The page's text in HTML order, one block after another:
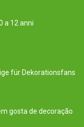
a 12 anni
für Dekorationsfans
gosta de decoração